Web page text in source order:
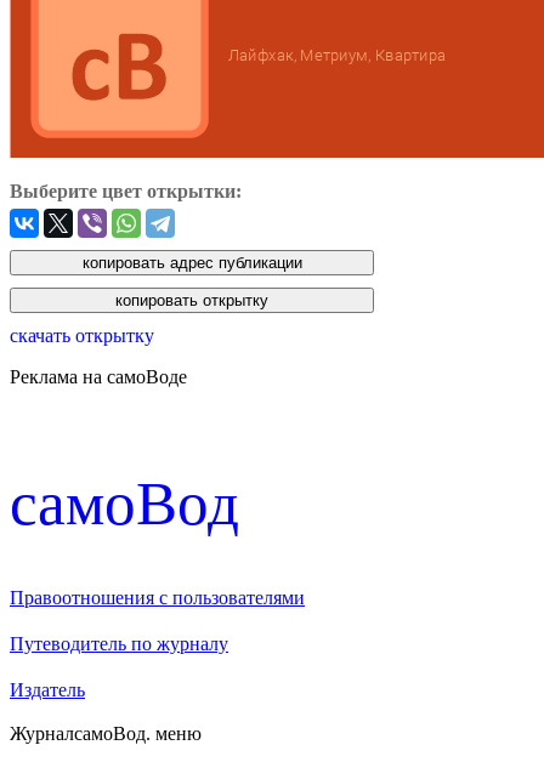
Выберите цвет открытки:
скачать открытку
Реклама на самоВоде
cамоВод
Правоотношения с пользователями
Путеводитель по журналу
Издатель
ЖурналсамоВод. меню